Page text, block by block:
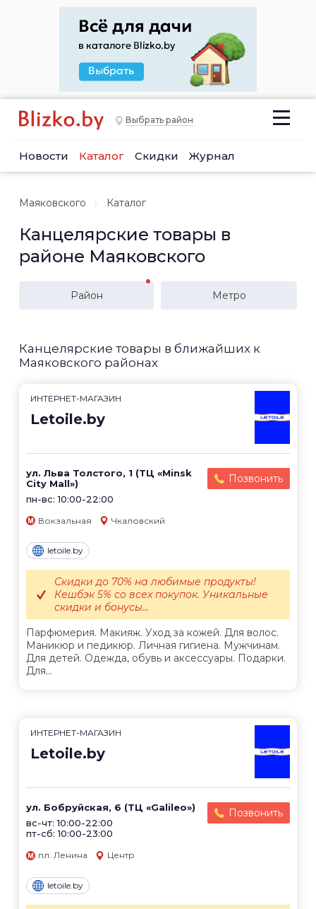
Выбрать район
Новости Каталог Скидки Журнал
Маяковского Каталог
Канцелярские товары в
районе Маяковского
Район Метро
Канцелярские товары в ближайших к
Маяковского районах
ИНТЕРНЕТ-МАГАЗИН
Letoile.by
ул. Льва Толстого, 1 (ТЦ «Minsk
City Mall»)
пн-вс: 10:00-22:00
Позвонить
Вокзальная Чкаловский
letoile.by
Парфюмерия. Макияж. Уход за кожей. Для волос.
Маникюр и педикюр. Личная гигиена. Мужчинам.
Для детей. Одежда, обувь и аксессуары. Подарки.
Для...
Скидки до 70% на любимые продукты!
Кешбэк 5% со всех покупок. Уникальные
скидки и бонусы...
ИНТЕРНЕТ-МАГАЗИН
Letoile.by
ул. Бобруйская, 6 (ТЦ «Galileo»)
вс-чт: 10:00-22:00
пт-сб: 10:00-23:00
Позвонить
пл. Ленина Центр
letoile.by